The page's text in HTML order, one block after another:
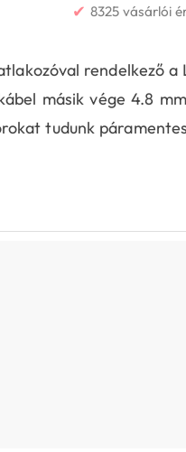
✔ 8325 vásárlói
rendelkező a
másik vége 4.8
tudunk